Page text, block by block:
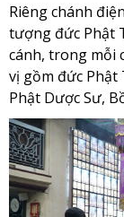
Riêng chánh
tượng đức Phật
cánh, trong mỗi
vị gồm đức Phật
Phật Dược Sư,